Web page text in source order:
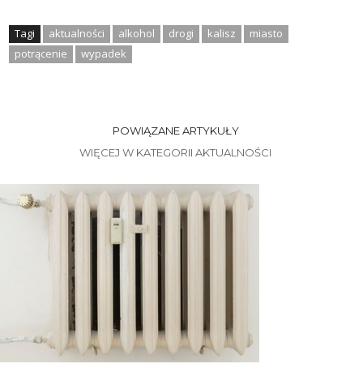
Tagi aktualności alkohol drogi kalisz
miasto
potrącenie
wypadek
POWIĄZANE ARTYKUŁY
WIĘCEJ W KATEGORII AKTUALNOŚCI